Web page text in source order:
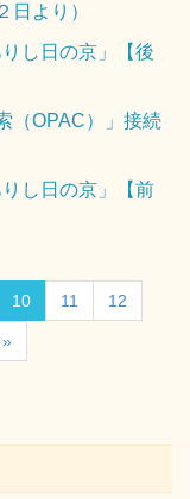
日より）
し日の京」【後
（OPAC）」接続
し日の京」【前
10 11 12